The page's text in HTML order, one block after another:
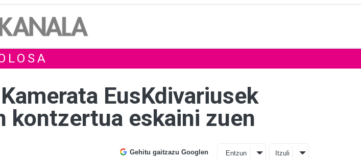
EusKdivariusek
kontzertua eskaini zuen
Gehitu gaitzazu Googlen Entzun Itzuli